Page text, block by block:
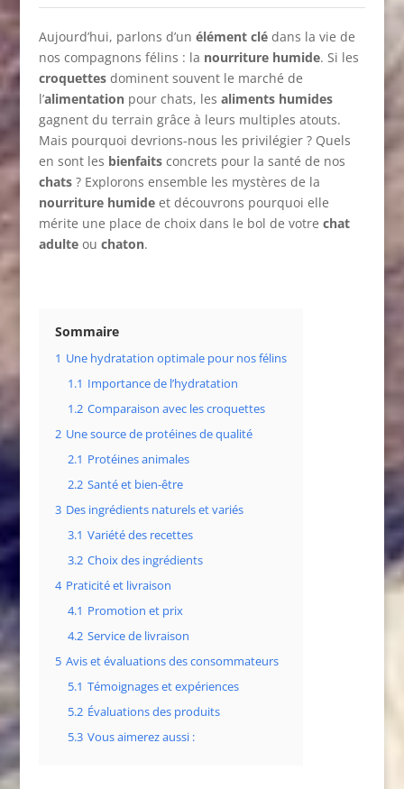
Aujourd’hui, parlons d’un élément clédans la vie de
nos compagnons félins : la nourriture humide. Si les
croquettesdominent souvent le marché de
l’alimentationpour chats, les aliments humides
gagnent du terrain grâce à leurs multiples atouts.
Mais pourquoi devrions-nous les privilégier ? Quels
en sont les bienfaitsconcrets pour la santé de nos
chats? Explorons ensemble les mystères de la
nourriture humideet découvrons pourquoi elle
mérite une place de choix dans le bol de votre chat
adulteou chaton.
Sommaire
1 Une hydratation optimale pour nos félins
1.1 Importance de l’hydratation
1.2 Comparaison avec les croquettes
2 Une source de protéines de qualité
2.1 Protéines animales
2.2 Santé et bien-être
3 Des ingrédients naturels et variés
3.1 Variété des recettes
3.2 Choix des ingrédients
4 Praticité et livraison
4.1 Promotion et prix
4.2 Service de livraison
5 Avis et évaluations des consommateurs
5.1 Témoignages et expériences
5.2 Évaluations des produits
5.3 Vous aimerez aussi :